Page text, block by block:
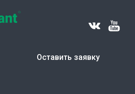
Оставить заявку